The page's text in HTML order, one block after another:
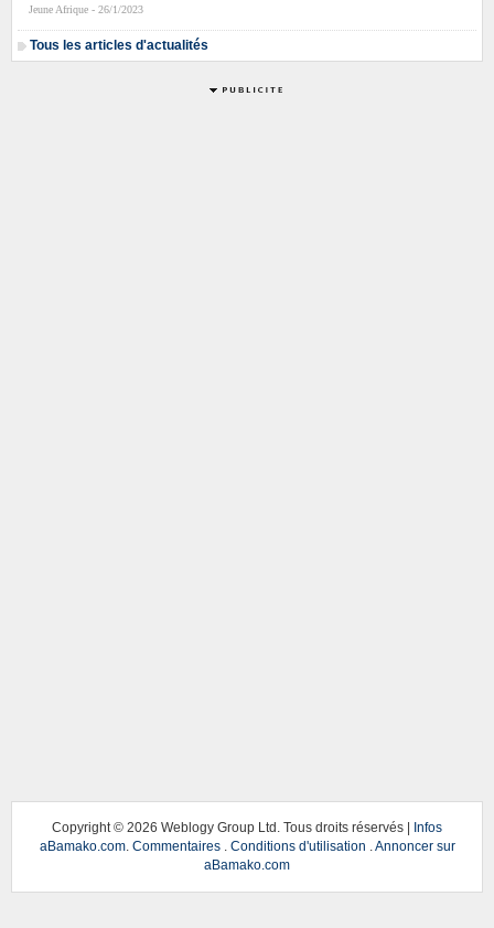
Jeune Afrique - 26/1/2023
Tous les articles d'actualités
Copyright © 2026 Weblogy Group Ltd. Tous droits réservés |
Infos
aBamako.com. Commentaires. Conditions d'utilisation .Annoncer sur
aBamako.com